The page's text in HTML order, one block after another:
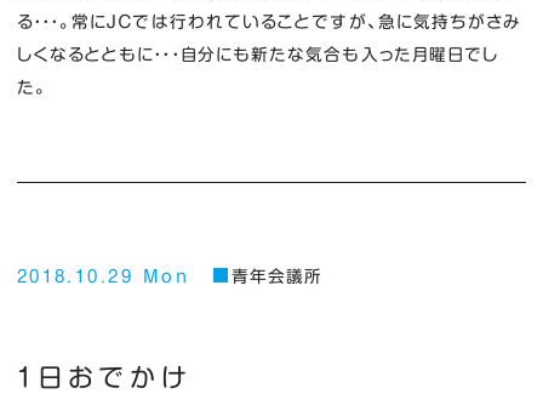
る・・・。常にＪＣでは行われていることですが、急に気持ちがさみ
しくなるとともに・・・自分にも新たな気合も入った月曜日でし
た。
2018.10.29 Mon 青年会議所
１日おでかけ